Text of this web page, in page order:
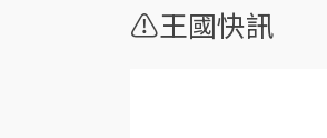
⚠️王國快訊